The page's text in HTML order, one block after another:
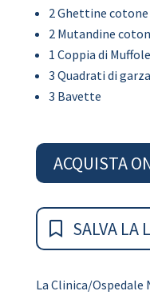
2 Ghettine cotone
2 Mutandine
1 Coppia di
3 Quadrati di garza
3 Bavette
ACQUISTA
SALVA LA
La Clinica/Ospedale